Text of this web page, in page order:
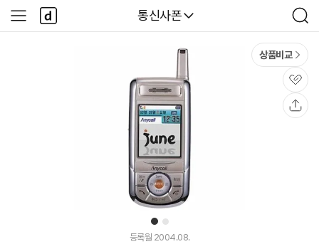
다나와
통신사폰
검
색
사
이
다
나
와
1 2
상품비교
관
심
등록월 2004.08.